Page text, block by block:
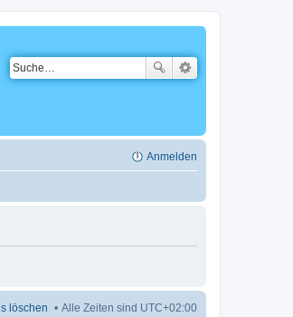
Anmelden
Alle Zeiten sind UTC+02:00
löschen